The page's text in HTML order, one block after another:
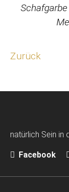
Zurück
natürlich Sein in
Facebook